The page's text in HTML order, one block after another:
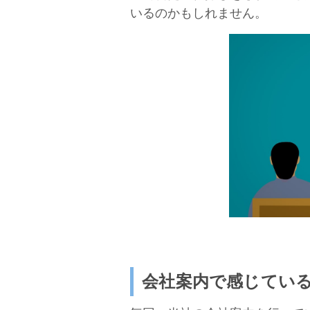
いるのかもしれません。
会社案内で感じてい